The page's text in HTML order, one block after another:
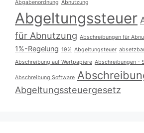
Abgabenordnung Abnutzung
Abgeltungssteuer
für Abnutzung Abschreibungen für
1%-Regelung 19% Abgeltungsteuer
Abschreibung auf Wertpapiere Abschreibungen -
Abschreibung Software
Abgeltungssteuergesetz